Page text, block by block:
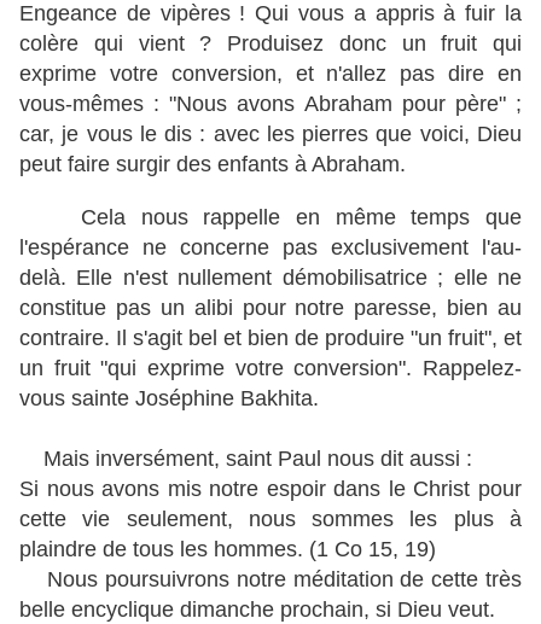
Engeance de vipères ! Qui vous a appris à fuir la
colère qui vient ? Produisez donc un fruit qui
exprime votre conversion, et n'allez pas dire en
vous-mêmes : "Nous avons Abraham pour père" ;
car, je vous le dis : avec les pierres que voici, Dieu
peut faire surgir des enfants à Abraham.
Cela nous rappelle en même temps que
l'espérance ne concerne pas exclusivement l'au-
delà. Elle n'est nullement démobilisatrice ; elle ne
constitue pas un alibi pour notre paresse, bien au
contraire. Il s'agit bel et bien de produire "un fruit", et
un fruit "qui exprime votre conversion". Rappelez-
vous sainte Joséphine Bakhita.
Mais inversément, saint Paul nous dit aussi :
Si nous avons mis notre espoir dans le Christ pour
cette vie seulement, nous sommes les plus à
plaindre de tous les hommes. (1 Co 15, 19)
Nous poursuivrons notre méditation de cette très
belle encyclique dimanche prochain, si Dieu veut.